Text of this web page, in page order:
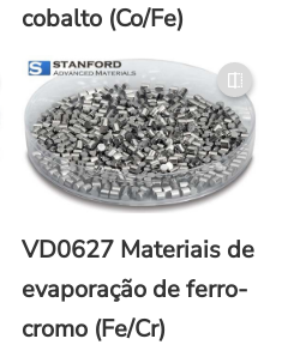
cobalto (Co/Fe)
VD0627 Materiais de
evaporação de ferro-
cromo (Fe/Cr)